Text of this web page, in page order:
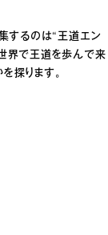
するのは“王道エン
界で王道を歩んで来
探ります。